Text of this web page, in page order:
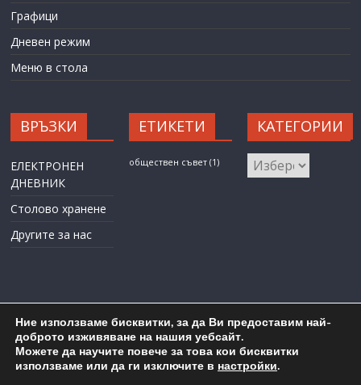
Графици
Дневен режим
Меню в стола
ВРЪЗКИ
ЕЛЕКТРОНЕН
ДНЕВНИК
Столово хранене
Другите за нас
ЕТИКЕТИ
обществен съвет (1)
КАТЕГОРИИ
КАТЕГОРИИ
Карта на сайта Административен достъп
Copyright © 2026 ОУ "Любен Каравелов" гр. Бургас
Ние използваме бисквитки, за да Ви предоставим най-
доброто изживяване на нашия уебсайт.
Можете да научите повече за това кои бисквитки
използваме или да ги изключите в настройки.